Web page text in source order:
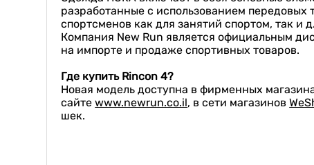
разработанные с использованием
спортсменов как для занятий спортом, так и
Компания New Run является официальным
на импорте и продаже спортивных товаров.
Где купить Rincon 4?
Новая модель доступна в фирменных
сайтеwww.newrun.co.il, в сети магазинов
шек.